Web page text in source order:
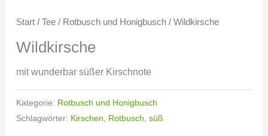
Start/ Tee/ Rotbusch und Honigbusch/ Wildkirsche
Wildkirsche
mit wunderbar süßer Kirschnote
Kategorie: Rotbusch und Honigbusch
Schlagwörter: Kirschen Rotbusch süß